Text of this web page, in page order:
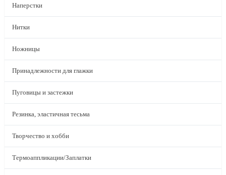
Наперстки
Нитки
Ножницы
Принадлежности для глажки
Пуговицы и застежки
Резинка, эластичная тесьма
Творчество и хобби
Термоаппликации/Заплатки